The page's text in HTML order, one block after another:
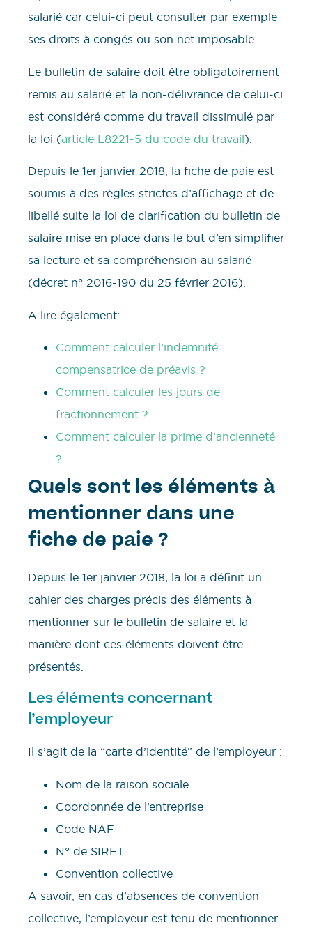
salarié car celui-ci peut consulter par exemple
ses droits à congés ou son net imposable.
Le bulletin de salaire doit être obligatoirement
remis au salarié et la non-délivrance de celui-ci
est considéré comme du travail dissimulé par
la loi (article L8221-5 du code du travail).
Depuis le 1er janvier 2018, la fiche de paie est
soumis à des règles strictes d’affichage et de
libellé suite la loi de clarification du bulletin de
salaire mise en place dans le but d’en simplifier
sa lecture et sa compréhension au salarié
(décret n° 2016-190 du 25 février 2016).
A lire également:
Comment calculer l’indemnité
compensatrice de préavis ?
Comment calculer les jours de
fractionnement ?
Comment calculer la prime d’ancienneté
?
Quels sont les éléments à
mentionner dans une
fiche de paie ?
Depuis le 1er janvier 2018, la loi a définit un
cahier des charges précis des éléments à
mentionner sur le bulletin de salaire et la
manière dont ces éléments doivent être
présentés.
Les éléments concernant
l’employeur
Il s’agit de la “carte d’identité” de l’employeur :
Nom de la raison sociale
Coordonnée de l’entreprise
Code NAF
N° de SIRET
Convention collective
A savoir, en cas d’absences de convention
collective, l’employeur est tenu de mentionner